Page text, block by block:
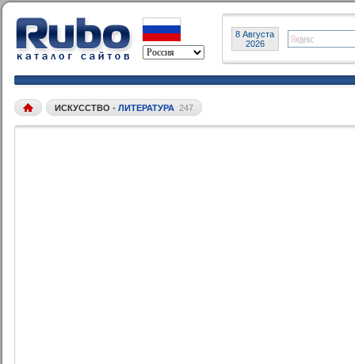
8 Августа
2026
ИСКУССТВО • ЛИТЕРАТУРА 247